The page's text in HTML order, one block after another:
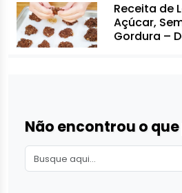
Receita de
Açúcar,
Gordura –
Não encontrou o